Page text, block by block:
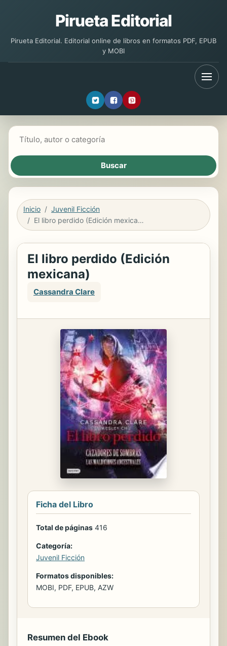
Pirueta Editorial
Pirueta Editorial. Editorial online de libros en formatos PDF, EPUB
y MOBI
Inicio
Juvenil Ficción
El libro perdido (Edición mexicana)
El libro perdido (Edición
mexicana)
Cassandra Clare
Ficha del Libro
Total de páginas 416
Categoría:
Juvenil Ficción
Formatos disponibles:
MOBI, PDF, EPUB, AZW
Resumen del Ebook